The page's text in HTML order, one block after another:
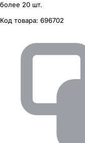
более 20 шт.
Код товара: 696702